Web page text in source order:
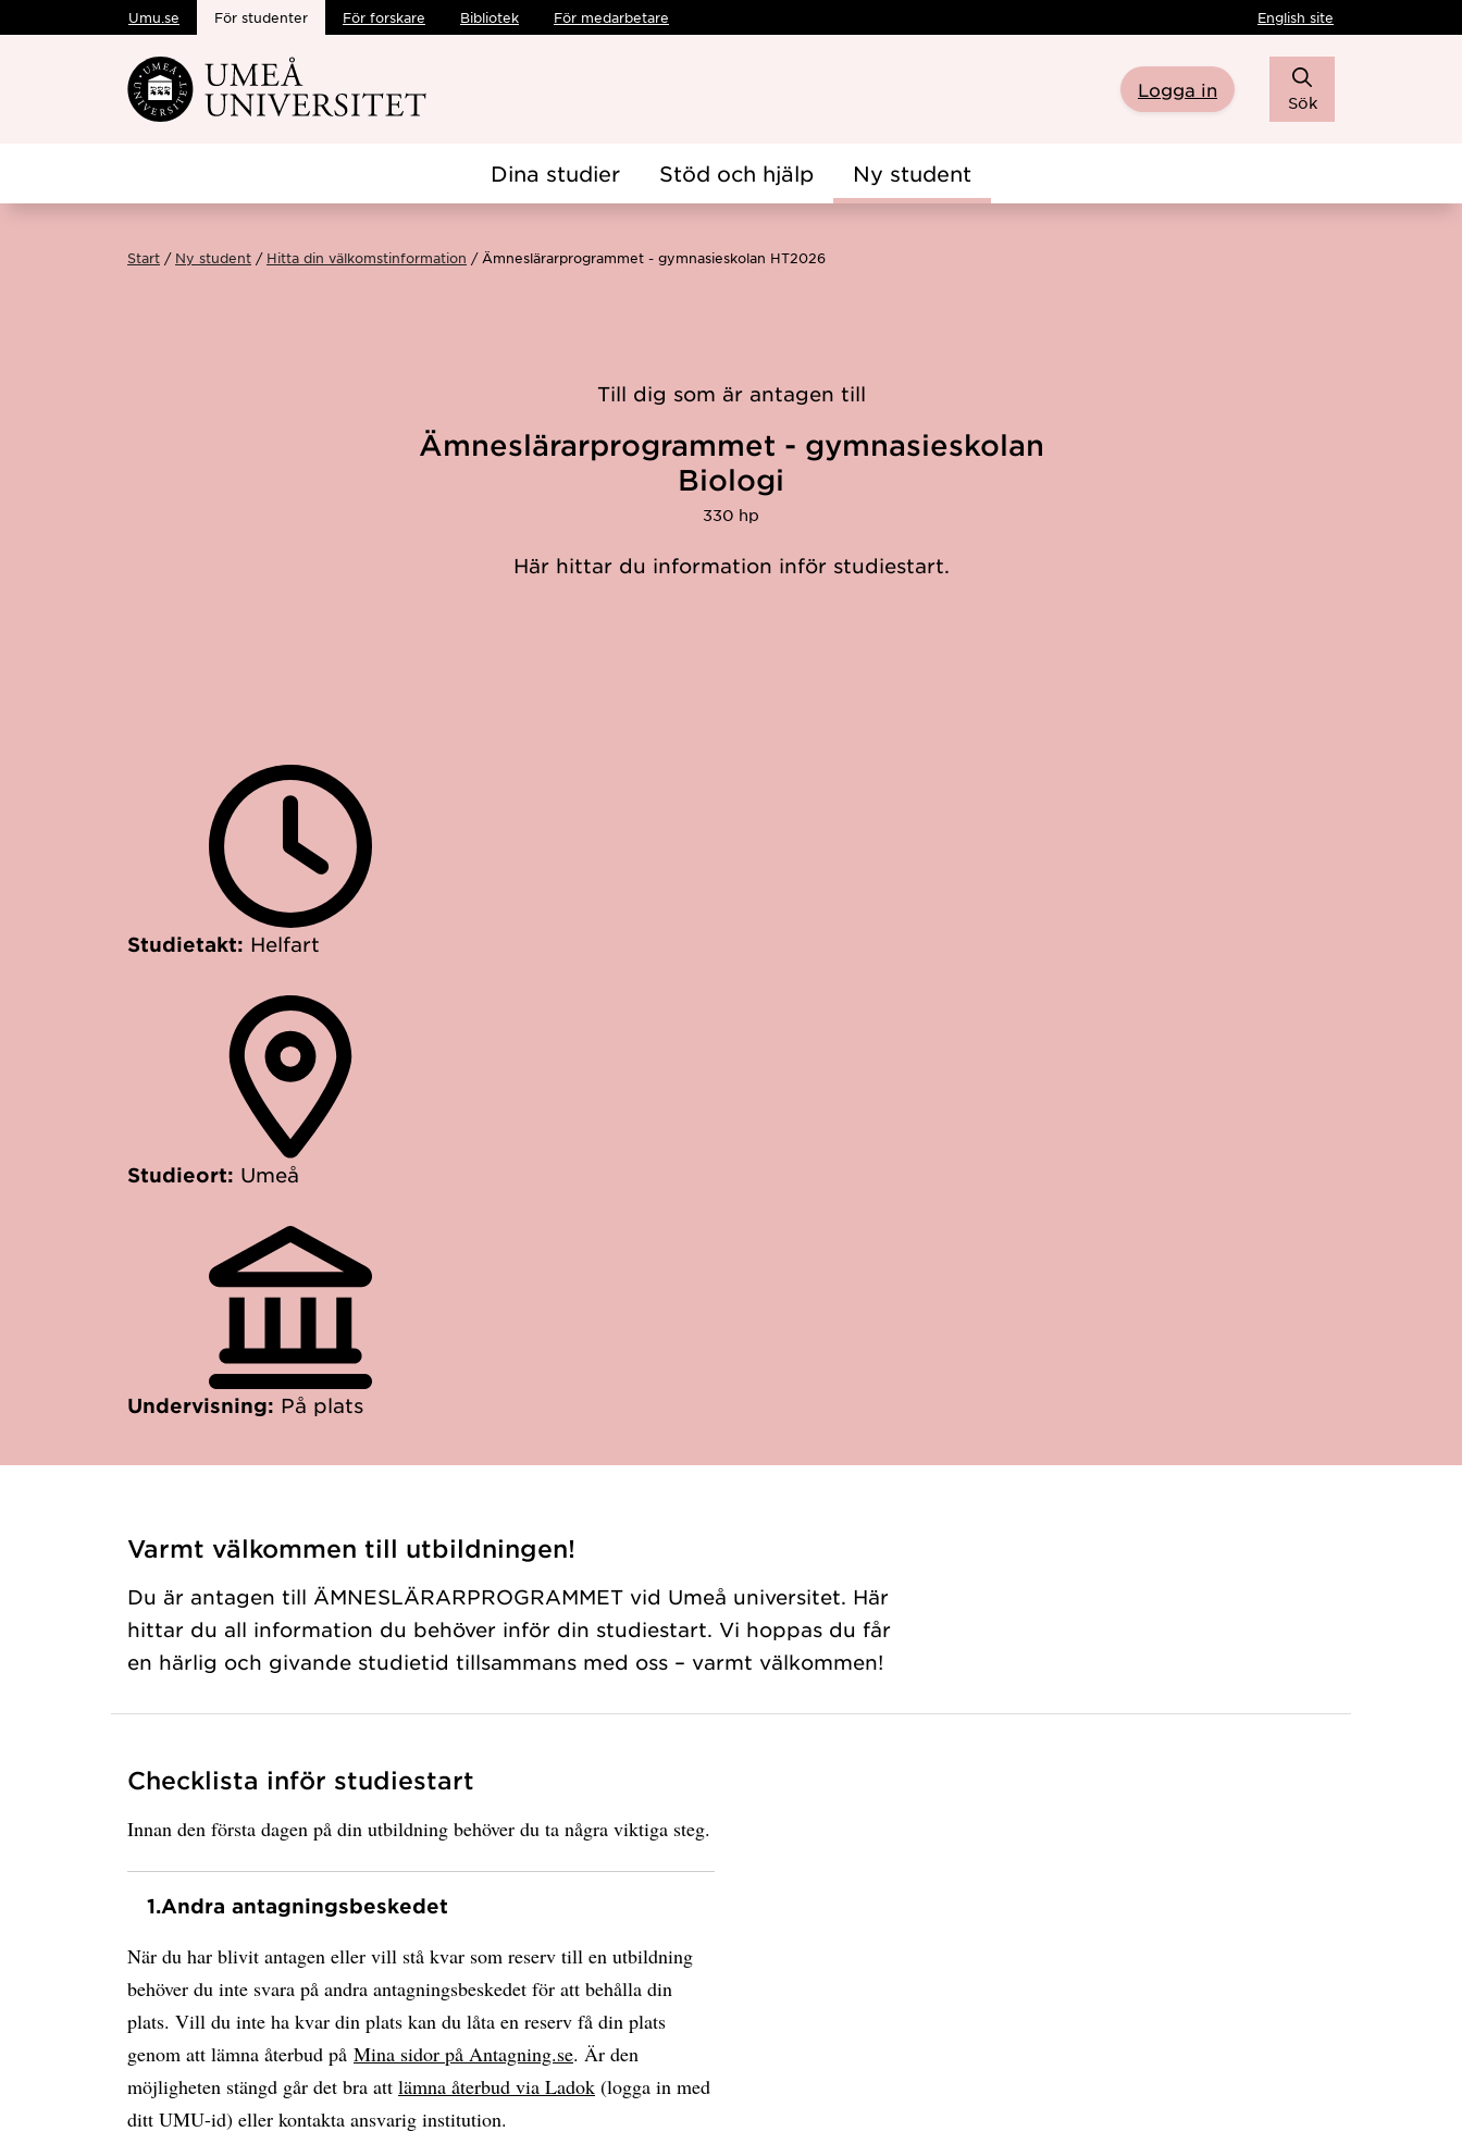
Hoppa direkt till innehållet
Umu.se För studenter För forskare Bibliotek För medarbetare English site
Logga in
Sök
Dina studier Stöd och hjälp Ny student
Start Ny student Hitta din välkomstinformation Ämneslärarprogrammet - gymnasieskolan HT2026
Till dig som är antagen till
Ämneslärarprogrammet - gymnasieskolan
Biologi
330 hp
Här hittar du information inför studiestart.
Studietakt: Helfart
Studieort: Umeå
Undervisning: På plats
Varmt välkommen till utbildningen!
Du är antagen till ÄMNESLÄRARPROGRAMMET vid Umeå universitet. Här
hittar du all information du behöver inför din studiestart. Vi hoppas du får
en härlig och givande studietid tillsammans med oss – varmt välkommen!
Checklista inför studiestart
Innan den första dagen på din utbildning behöver du ta några viktiga steg.
1.Andra antagningsbeskedet
När du har blivit antagen eller vill stå kvar som reserv till en utbildning
behöver du inte svara på andra antagningsbeskedet för att behålla din
plats. Vill du inte ha kvar din plats kan du låta en reserv få din plats
genom att lämna återbud på Mina sidor på Antagning.se. Är den
möjligheten stängd går det bra att lämna återbud via Ladok (logga in med
ditt UMU-id) eller kontakta ansvarig institution.